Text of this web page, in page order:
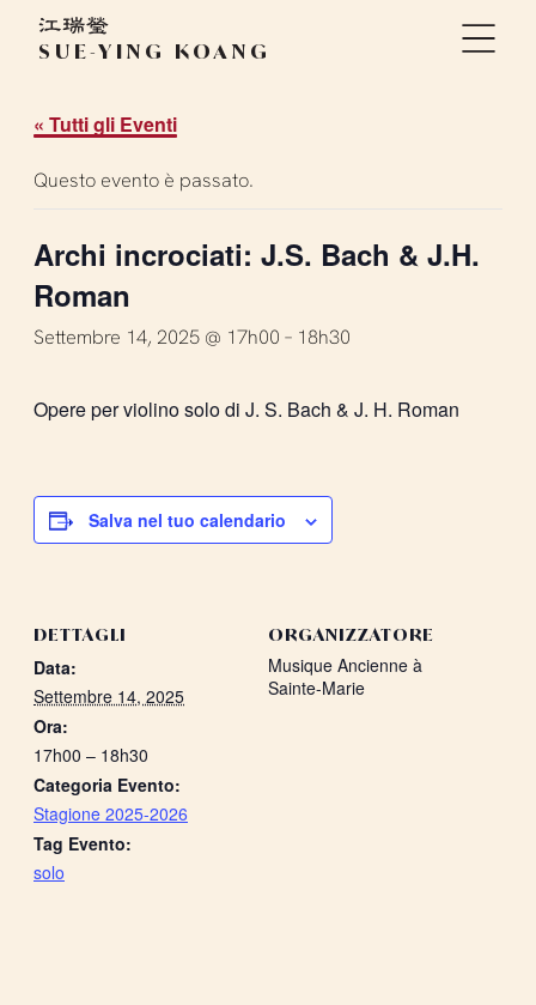
SUE-YING KOANG
« Tutti gli Eventi
Questo evento è passato.
Archi incrociati: J.S. Bach & J.H.
Roman
Settembre 14, 2025 @ 17h00 – 18h30
Opere per violino solo di J. S. Bach & J. H. Roman
Salva nel tuo calendario
DETTAGLI
Data:
Settembre 14, 2025
Ora:
17h00 – 18h30
Categoria Evento:
Stagione 2025-2026
Tag Evento:
solo
ORGANIZZATORE
Musique Ancienne à
Sainte-Marie